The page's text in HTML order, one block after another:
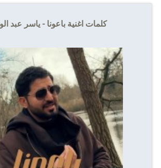
كلمات اغنية باعونا - ياسر عبد